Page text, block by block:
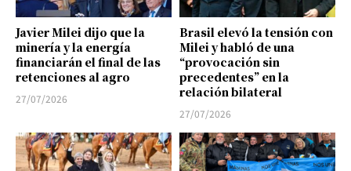
Javier Milei dijo que la
minería y la energía
financiarán el final de las
retenciones al agro
27/07/2026
Brasil elevó la tensión con
Milei y habló de una
“provocación sin
precedentes” en la
relación bilateral
27/07/2026